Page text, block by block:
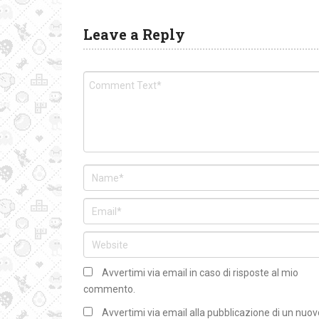
Leave a Reply
Avvertimi via email in caso di risposte al mio
commento.
Avvertimi via email alla pubblicazione di un